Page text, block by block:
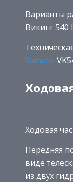
Варианты
Викинг 540
Техническая
Yamaha
Ходовая
Передняя
виде
из двух